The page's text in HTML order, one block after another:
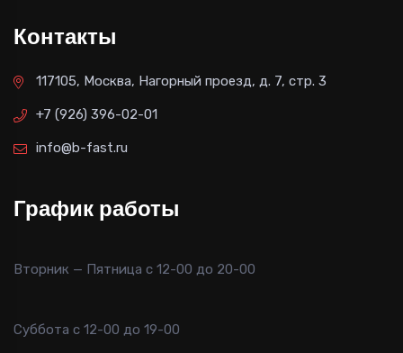
Контакты
117105, Москва, Нагорный проезд, д. 7, стр. 3
+7 (926) 396-02-01
info@b-fast.ru
График работы
Вторник — Пятница с 12-00 до 20-00
Суббота с 12-00 до 19-00